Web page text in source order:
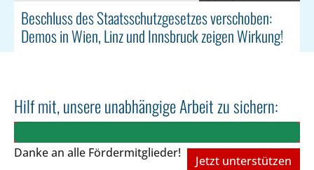
Beschluss des Staatsschutzgesetzes verschoben:
Demos in Wien, Linz und Innsbruck zeigen Wirkung!
Hilf mit, unsere unabhängige Arbeit zu sichern:
Danke an alle Fördermitglieder!
Jetzt unterstützen